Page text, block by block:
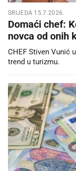
SRIJEDA 15.7.2026.
Domaći chef:
novca od onih
CHEF Stiven Vunić
trend u turizmu.